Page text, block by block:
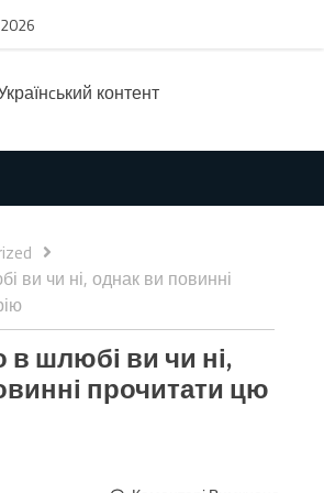
контент
ви чи ні, однак ви повинні
шлюбі ви чи ні,
прочитати цю